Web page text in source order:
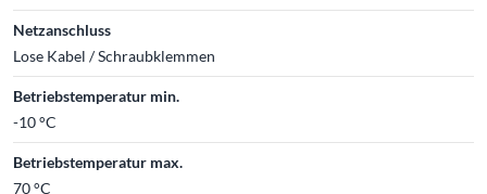
Netzanschluss
Lose Kabel / Schraubklemmen
Betriebstemperatur min.
-10 °C
Betriebstemperatur max.
70 °C